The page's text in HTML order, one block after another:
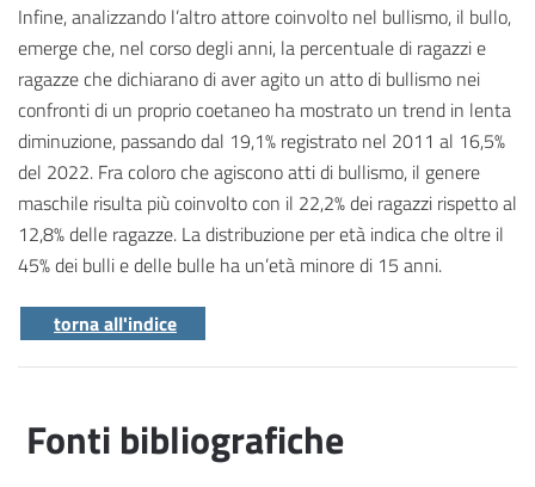
Infine, analizzando l’altro attore coinvolto nel bullismo, il bullo,
emerge che, nel corso degli anni, la percentuale di ragazzi e
ragazze che dichiarano di aver agito un atto di bullismo nei
confronti di un proprio coetaneo ha mostrato un trend in lenta
diminuzione, passando dal 19,1% registrato nel 2011 al 16,5%
del 2022. Fra coloro che agiscono atti di bullismo, il genere
maschile risulta più coinvolto con il 22,2% dei ragazzi rispetto al
12,8% delle ragazze. La distribuzione per età indica che oltre il
45% dei bulli e delle bulle ha un’età minore di 15 anni.
torna all'indice
Fonti bibliografiche